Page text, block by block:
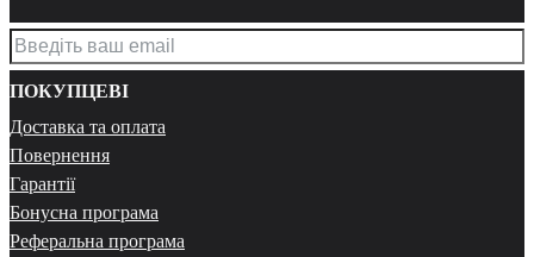
ПОКУПЦЕВІ
Доставка та оплата
Повернення
Гарантії
Бонусна програма
Реферальна програма